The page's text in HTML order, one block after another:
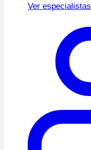
Ver especialistas